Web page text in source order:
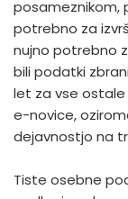
posameznikom,
potrebno za
nujno potrebno
bili podatki
let za vse
e-novice,
dejavnostjo na
Tiste osebne